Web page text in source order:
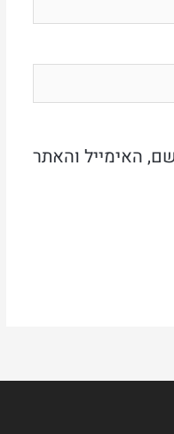
האימייל והאתר